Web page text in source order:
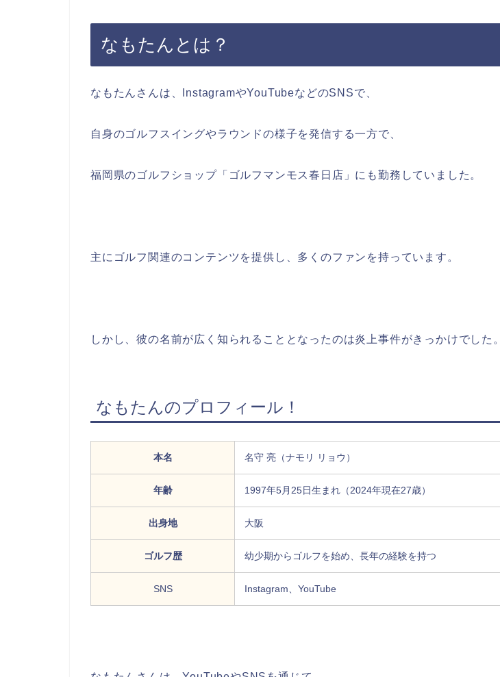
なもたんとは？
なもたんさんは、InstagramやYouTubeなどのSNSで、
自身のゴルフスイングやラウンドの様子を発信する一方で、
福岡県のゴルフショップ「ゴルフマンモス春日店」にも勤務していました。
主にゴルフ関連のコンテンツを提供し、多くのファンを持っています。
しかし、彼の名前が広く知られることとなったのは炎上事件がきっかけでした。
なもたんのプロフィール！
本名 名守 亮（ナモリ リョウ）
年齢 1997年5月25日生まれ（2024年現在27歳）
出身地 大阪
ゴルフ歴 幼少期からゴルフを始め、長年の経験を持つ
SNS Instagram、YouTube